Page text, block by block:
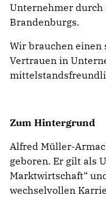
Unternehmer durch
Brandenburgs.
Wir brauchen
Vertrauen in
Zum Hintergrund
Alfred Müller-
geboren. Er gilt als
Marktwirtschaft“
wechselvollen